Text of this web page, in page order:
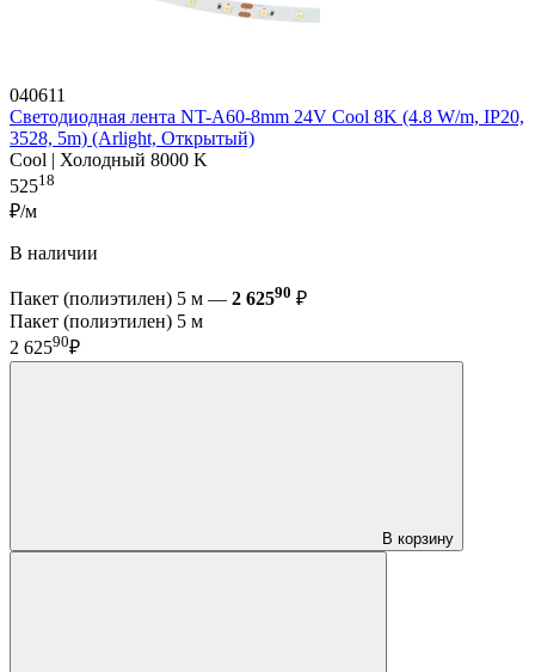
040611
Светодиодная лента NT-A60-8mm 24V Cool 8K (4.8 W/m, IP20,
3528, 5m) (Arlight, Открытый)
Cool | Холодный 8000 K
52518
₽/м
В наличии
Пакет (полиэтилен) 5 м — 2 62590 ₽
Пакет (полиэтилен) 5 м
2 62590₽
В корзину